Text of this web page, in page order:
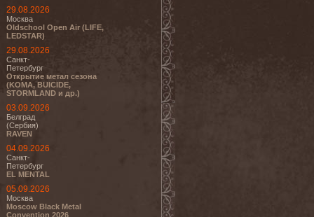
29.08.2026
Москва
Oldschool Open Air (LIFE,
LEDSTAR)
29.08.2026
Санкт-
Петербург
Открытие метал сезона
(KOMA, BUICIDE,
STORMLAND и др.)
03.09.2026
Белград
(Сербия)
RAVEN
04.09.2026
Санкт-
Петербург
EL MENTAL
05.09.2026
Москва
Moscow Black Metal
Convention 2026